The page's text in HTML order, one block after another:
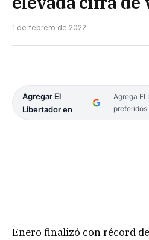
1 de febrero de 2022
Agregar El
Libertador en
Agrega El
preferidos
Enero finalizó con récord